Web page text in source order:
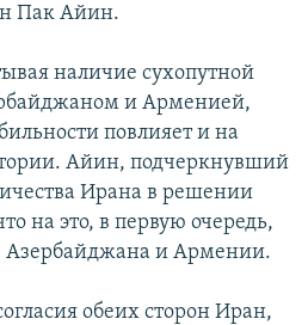
Пак Айин.
наличие сухопутной
и Арменией,
повлияет и на
Айин, подчеркнувший
Ирана в решении
на это, в первую очередь,
Азербайджана и Армении.
обеих сторон Иран,